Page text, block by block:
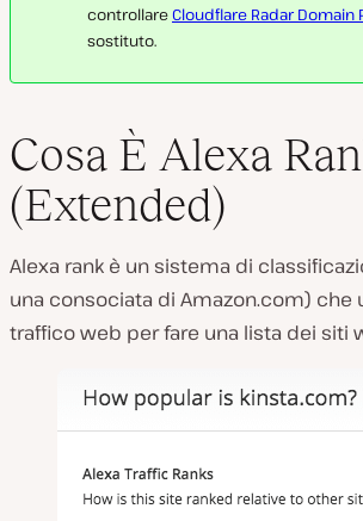
controllareCloudflare Radar Domain
sostituto.
Cosa È Alexa
(Extended)
Alexa rank è un sistema di
una consociata di Amazon.com) che
traffico web per fare una lista dei siti